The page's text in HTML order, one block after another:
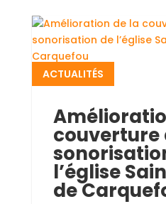
couverture
l’église
de
ACTUALITÉS